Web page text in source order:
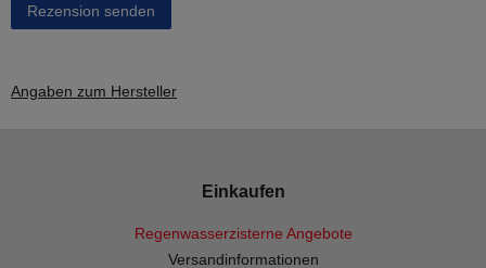
Rezension senden
Angaben zum Hersteller
Einkaufen
Regenwasserzisterne Angebote
Versandinformationen